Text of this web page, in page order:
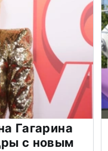
Гагарина
с новым